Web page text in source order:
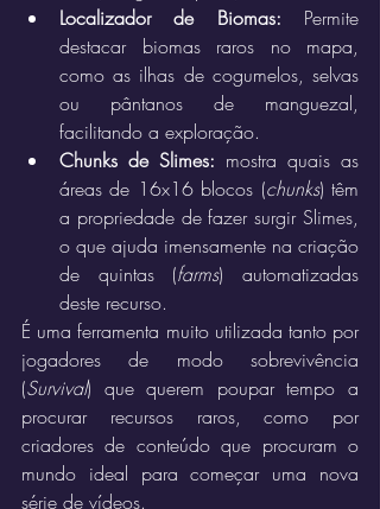
Localizador de Biomas: Permite
destacar biomas raros no mapa,
como as ilhas de cogumelos, selvas
ou pântanos de manguezal,
facilitando a exploração.
Chunks de Slimes: mostra quais as
áreas de 16x16 blocos (chunks) têm
a propriedade de fazer surgir Slimes,
o que ajuda imensamente na criação
de quintas (farms) automatizadas
deste recurso.
É uma ferramenta muito utilizada tanto por
jogadores de modo sobrevivência
(Survival) que querem poupar tempo a
procurar recursos raros, como por
criadores de conteúdo que procuram o
mundo ideal para começar uma nova
série de vídeos.